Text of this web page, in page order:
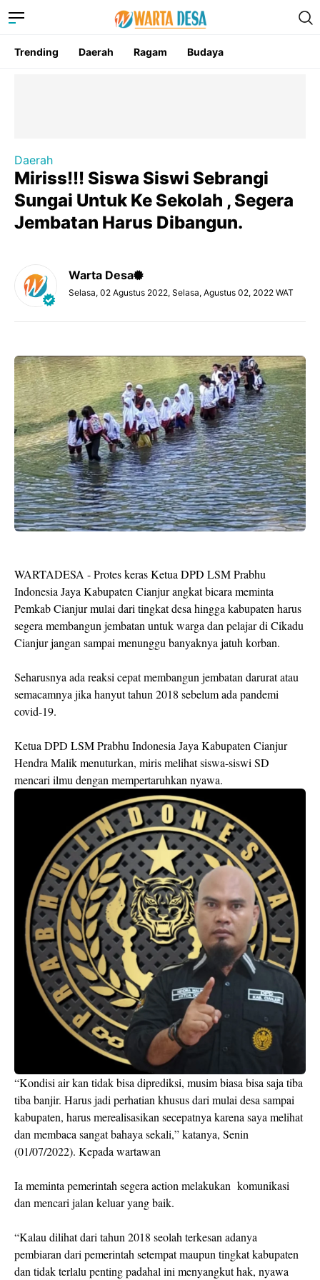
Trending Daerah Ragam Budaya
Daerah
Miriss!!! Siswa Siswi Sebrangi
Sungai Untuk Ke Sekolah , Segera
Jembatan Harus Dibangun.
Warta Desa
Selasa, 02 Agustus 2022, Selasa, Agustus 02, 2022 WAT
WARTADESA - Protes keras Ketua DPD LSM Prabhu
Indonesia Jaya Kabupaten Cianjur angkat bicara meminta
Pemkab Cianjur mulai dari tingkat desa hingga kabupaten harus
segera membangun jembatan untuk warga dan pelajar di Cikadu
Cianjur jangan sampai menunggu banyaknya jatuh korban.
Seharusnya ada reaksi cepat membangun jembatan darurat atau
semacamnya jika hanyut tahun 2018 sebelum ada pandemi
covid-19.
Ketua DPD LSM Prabhu Indonesia Jaya Kabupaten Cianjur
Hendra Malik menuturkan, miris melihat siswa-siswi SD
mencari ilmu dengan mempertaruhkan nyawa.
“Kondisi air kan tidak bisa diprediksi, musim biasa bisa saja tiba
tiba banjir. Harus jadi perhatian khusus dari mulai desa sampai
kabupaten, harus merealisasikan secepatnya karena saya melihat
dan membaca sangat bahaya sekali,” katanya, Senin
(01/07/2022). Kepada wartawan
Ia meminta pemerintah segera action melakukan komunikasi
dan mencari jalan keluar yang baik.
“Kalau dilihat dari tahun 2018 seolah terkesan adanya
pembiaran dari pemerintah setempat maupun tingkat kabupaten
dan tidak terlalu penting padahal ini menyangkut hak, nyawa